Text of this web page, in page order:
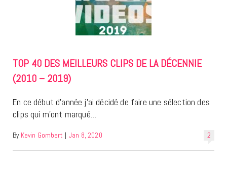
TOP 40 DES MEILLEURS CLIPS DE LA DÉCENNIE
(2010 – 2019)
En ce début d’année j’ai décidé de faire une sélection des
clips qui m’ont marqué…
2
By Kevin Gombert | Jan 8, 2020